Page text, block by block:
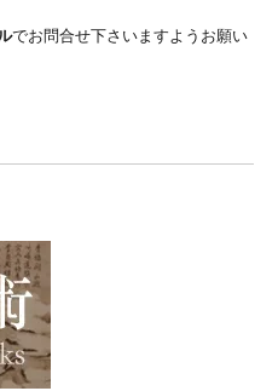
でお問合せ下さいますようお願い